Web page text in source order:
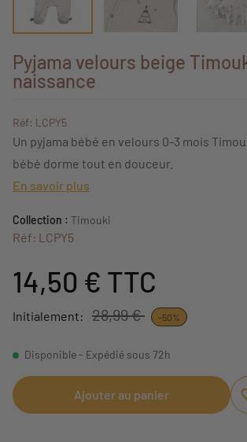
Pyjama velours beige
naissance
Réf: LCPY5
Un pyjama bébé en velours 0-3 mois
bébé dorme tout en douceur.
En savoir plus
Collection : Timouki
Réf: LCPY5
14,50 € TTC
Initialement: 28,99 € -50%
Disponible - Expédié sous 72h
Ajouter au panier